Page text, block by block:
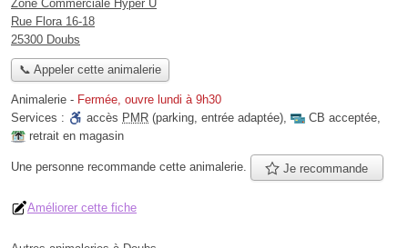
Zone Commerciale Hyper U
Rue Flora 16-18
25300 Doubs
📞 Appeler cette animalerie
Animalerie - Fermée, ouvre lundi à 9h30
Services :
accès PMR (parking, entrée adaptée), CB acceptée,
retrait en magasin
Une personne recommande cette animalerie. Je recommande
Améliorer cette fiche